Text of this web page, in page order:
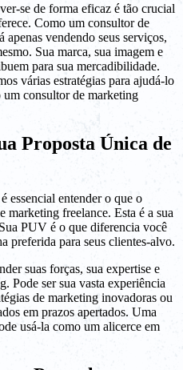
se de forma eficaz é tão crucial
Como um consultor de
vendendo seus serviços,
Sua marca, sua imagem e
para sua mercadibilidade.
várias estratégias para ajudá-lo
consultor de marketing
Proposta Única de
essencial entender o que o
marketing freelance. Esta é a sua
PUV é o que diferencia você
preferida para seus clientes-alvo.
suas forças, sua expertise e
Pode ser sua vasta experiência
de marketing inovadoras ou
em prazos apertados. Uma
usá-la como um alicerce em